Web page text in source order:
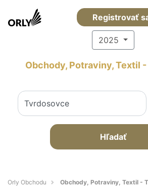
Registrovať
2025
Obchody, Potraviny, Textil
Hľadať
Orly Obchodu Obchody, Potraviny, Textil -